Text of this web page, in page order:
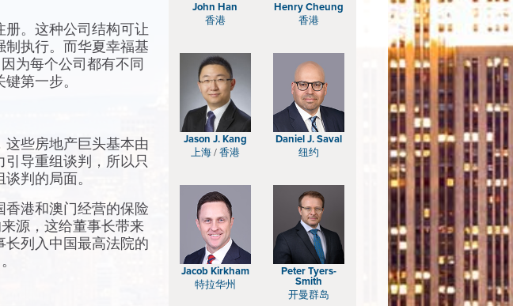
。这种公司结构可让
执行。而华夏幸福基
为每个公司都有不同
第一步。
些房地产巨头基本由
导重组谈判，所以只
判的局面。
港和澳门经营的保险
源，这给董事长带来
列入中国最高法院的
John Han
香港
Henry Cheung
香港
Jason J. Kang
上海/香港
Daniel J. Saval
纽约
Jacob Kirkham
特拉华州
Peter Tyers-
Smith
开曼群岛